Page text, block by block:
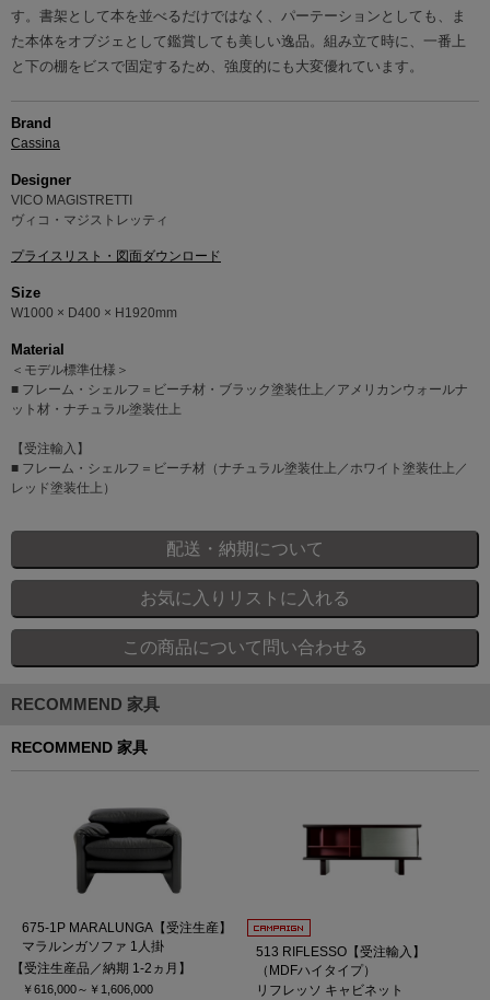
す。書架として本を並べるだけではなく、パーテーションとしても、ま
た本体をオブジェとして鑑賞しても美しい逸品。組み立て時に、一番上
と下の棚をビスで固定するため、強度的にも大変優れています。
Brand
Cassina
Designer
VICO MAGISTRETTI
ヴィコ・マジストレッティ
プライスリスト・図面ダウンロード
Size
W1000 × D400 × H1920mm
Material
＜モデル標準仕様＞
■ フレーム・シェルフ＝ビーチ材・ブラック塗装仕上／アメリカンウォールナ
ット材・ナチュラル塗装仕上
【受注輸入】
■ フレーム・シェルフ＝ビーチ材（ナチュラル塗装仕上／ホワイト塗装仕上／
レッド塗装仕上）
RECOMMEND 家具
RECOMMEND 家具
675-1P MARALUNGA【受注生産】
マラルンガソファ 1人掛
【受注生産品／納期 1-2ヵ月】
￥616,000～ ￥1,606,000
513 RIFLESSO【受注輸入】
（MDFハイタイプ）
リフレッソ キャビネット